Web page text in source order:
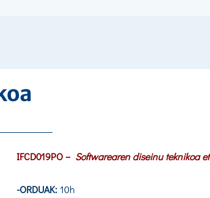
IFCD019PO – Softwarearen diseinu teknikoa
-ORDUAK:10h